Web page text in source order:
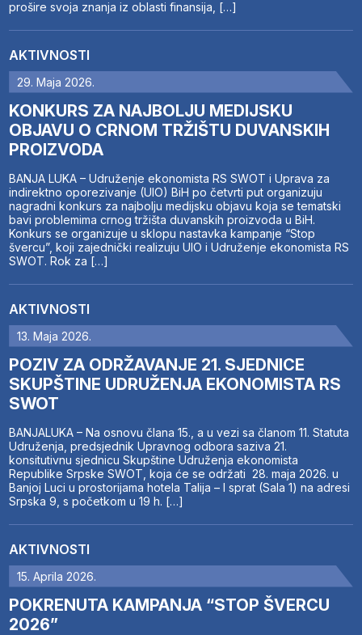
prošire svoja znanja iz oblasti finansija, […]
AKTIVNOSTI
29. Maja 2026.
KONKURS ZA NAJBOLJU MEDIJSKU
OBJAVU O CRNOM TRŽIŠTU DUVANSKIH
PROIZVODA
BANJA LUKA – Udruženje ekonomista RS SWOT i Uprava za
indirektno oporezivanje (UIO) BiH po četvrti put organizuju
nagradni konkurs za najbolju medijsku objavu koja se tematski
bavi problemima crnog tržišta duvanskih proizvoda u BiH.
Konkurs se organizuje u sklopu nastavka kampanje “Stop
švercu”, koji zajednički realizuju UIO i Udruženje ekonomista RS
SWOT. Rok za […]
AKTIVNOSTI
13. Maja 2026.
POZIV ZA ODRŽAVANJE 21. SJEDNICE
SKUPŠTINE UDRUŽENJA EKONOMISTA RS
SWOT
BANJALUKA – Na osnovu člana 15., a u vezi sa članom 11. Statuta
Udruženja, predsjednik Upravnog odbora saziva 21.
konsitutivnu sjednicu Skupštine Udruženja ekonomista
Republike Srpske SWOT, koja će se održati 28. maja 2026. u
Banjoj Luci u prostorijama hotela Talija – I sprat (Sala 1) na adresi
Srpska 9, s početkom u 19 h. […]
AKTIVNOSTI
15. Aprila 2026.
POKRENUTA KAMPANJA “STOP ŠVERCU
2026”